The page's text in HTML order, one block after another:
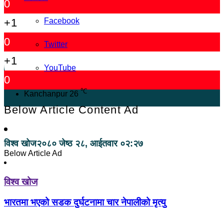
Facebook
Twitter
YouTube
Kanchanpur 26 ℃
0
+1
0
+1
0
Below Article Content Ad
विश्व खोज२०८० जेष्ठ २८, आईतवार ०२:२७
Below Article Ad
विश्व खोज
भारतमा भएको सडक दुर्घटनामा चार नेपालीको मृत्यु